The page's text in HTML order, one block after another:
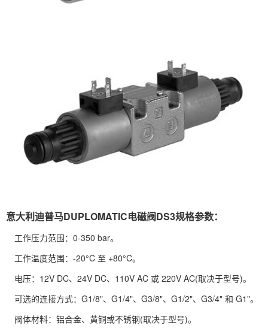
意大利迪普马DUPLOMATIC电磁阀DS3规格参数：
工作压力范围：0-350 bar。
工作温度范围：-20°C 至 +80°C。
电压：12V DC、24V DC、110V AC 或 220V AC(取决于型号)。
可选的连接方式：G1/8"、G1/4"、G3/8"、G1/2"、G3/4" 和 G1"。
阀体材料：铝合金、黄铜或不锈钢(取决于型号)。